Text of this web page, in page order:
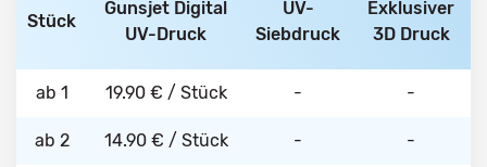
Stück
Gunsjet Digital
UV-Druck
UV-
Siebdruck
Exklusiver
3D Druck
ab 1 19.90 € / Stück - -
ab 2 14.90 € / Stück - -